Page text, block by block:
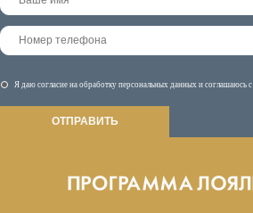
Я даю согласие на обработку персональных данных и соглашаюсь с